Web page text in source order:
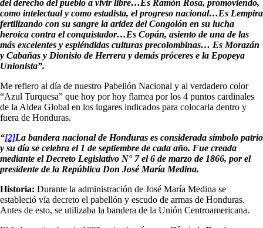
del derecho del pueblo a vivir libre…Es Ramón Rosa, promoviendo,
como intelectual y como estadista, el progreso nacional…Es Lempira
fertilizando con su sangre la aridez del Congolón en su lucha
heroica contra el conquistador…Es Copán, asiento de una de las
más excelentes y espléndidas culturas precolombinas… Es Morazán
y Cabañas y Dionisio de Herrera y demás próceres e la Epopeya
Unionista”.
Me refiero al día de nuestro Pabellón Nacional y al verdadero color
“Azul Turquesa” que hoy por hoy flamea por los 4 puntos cardinales
de la Aldea Global en los lugares indicados para colocarla dentro y
fuera de Honduras.
“[2]La bandera nacional de Honduras es considerada símbolo patrio
y su día se celebra el 1 de septiembre de cada año. Fue creada
mediante el Decreto Legislativo N° 7 el 6 de marzo de 1866, por el
presidente de la República Don José María Medina.
Historia: Durante la administración de José María Medina se
estableció vía decreto el pabellón y escudo de armas de Honduras.
Antes de esto, se utilizaba la bandera de la Unión Centroamericana.